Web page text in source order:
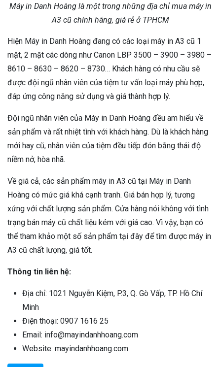
Máy in Danh Hoàng là một trong những địa chỉ mua máy in
A3 cũ chính hãng, giá rẻ ở TPHCM
Hiện Máy in Danh Hoàng đang có các loại máy in A3 cũ 1
mặt, 2 mặt các dòng như Canon LBP 3500 – 3900 – 3980 –
8610 – 8630 – 8620 – 8730… Khách hàng có nhu cầu sẽ
được đội ngũ nhân viên của tiệm tư vấn loại máy phù hợp,
đáp ứng công năng sử dụng và giá thành hợp lý.
Đội ngũ nhân viên của Máy in Danh Hoàng đều am hiểu về
sản phẩm và rất nhiệt tình với khách hàng. Dù là khách hàng
mới hay cũ, nhân viên của tiệm đều tiếp đón bằng thái độ
niềm nở, hòa nhã.
Về giá cả, các sản phẩm máy in A3 cũ tại Máy in Danh
Hoàng có mức giá khá cạnh tranh. Giá bán hợp lý, tương
xứng với chất lượng sản phẩm. Cửa hàng nói không với tình
trạng bán máy cũ chất liệu kém với giá cao. Vì vậy, bạn có
thể tham khảo một số sản phẩm tại đây để tìm được máy in
A3 cũ chất lượng, giá tốt.
Thông tin liên hệ:
Địa chỉ: 1021 Nguyễn Kiệm, P.3, Q. Gò Vấp, TP. Hồ Chí
Minh
Điện thoại: 0907 1616 25
Email: info@mayindanhhoang.com
Website: mayindanhhoang.com